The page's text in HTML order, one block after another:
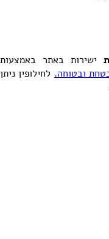
ישירות באתר באמצעות
ובטוחה. לחילופין ניתן